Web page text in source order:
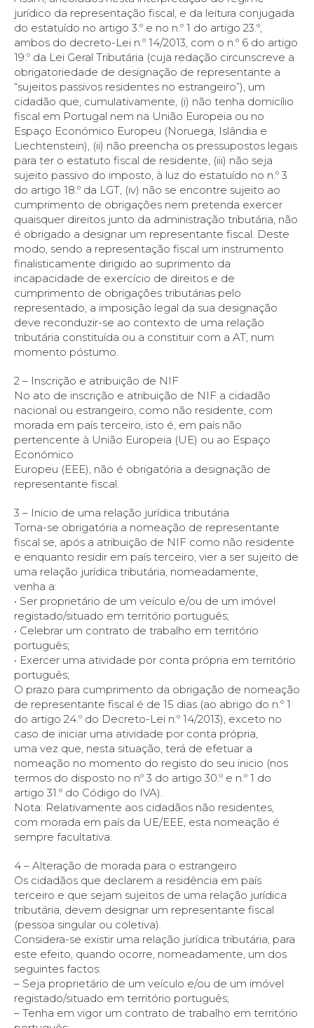
jurídico da representação fiscal, e da leitura conjugada
do estatuído no artigo 3.º e no n.º 1 do artigo 23.º,
ambos do decreto-Lei n.º 14/2013, com o n.º 6 do artigo
19.º da Lei Geral Tributária (cuja redação circunscreve a
obrigatoriedade de designação de representante a
“sujeitos passivos residentes no estrangeiro”), um
cidadão que, cumulativamente, (i) não tenha domicílio
fiscal em Portugal nem na União Europeia ou no
Espaço Económico Europeu (Noruega, Islândia e
Liechtenstein), (ii) não preencha os pressupostos legais
para ter o estatuto fiscal de residente, (iii) não seja
sujeito passivo do imposto, à luz do estatuído no n.º 3
do artigo 18.º da LGT, (iv) não se encontre sujeito ao
cumprimento de obrigações nem pretenda exercer
quaisquer direitos junto da administração tributária, não
é obrigado a designar um representante fiscal. Deste
modo, sendo a representação fiscal um instrumento
finalisticamente dirigido ao suprimento da
incapacidade de exercício de direitos e de
cumprimento de obrigações tributárias pelo
representado, a imposição legal da sua designação
deve reconduzir-se ao contexto de uma relação
tributária constituída ou a constituir com a AT, num
momento póstumo.
2 – Inscrição e atribuição de NIF
No ato de inscrição e atribuição de NIF a cidadão
nacional ou estrangeiro, como não residente, com
morada em país terceiro, isto é, em país não
pertencente à União Europeia (UE) ou ao Espaço
Económico
Europeu (EEE), não é obrigatória a designação de
representante fiscal.
3 – Inicio de uma relação jurídica tributária
Torna-se obrigatória a nomeação de representante
fiscal se, após a atribuição de NIF como não residente
e enquanto residir em país terceiro, vier a ser sujeito de
uma relação jurídica tributária, nomeadamente,
venha a:
• Ser proprietário de um veículo e/ou de um imóvel
registado/situado em território português;
• Celebrar um contrato de trabalho em território
português;
• Exercer uma atividade por conta própria em território
português;
O prazo para cumprimento da obrigação de nomeação
de representante fiscal é de 15 dias (ao abrigo do n.º 1
do artigo 24.º do Decreto-Lei n.º 14/2013), exceto no
caso de iniciar uma atividade por conta própria,
uma vez que, nesta situação, terá de efetuar a
nomeação no momento do registo do seu inicio (nos
termos do disposto no nº 3 do artigo 30.º e n.º 1 do
artigo 31.º do Código do IVA).
Nota: Relativamente aos cidadãos não residentes,
com morada em país da UE/EEE, esta nomeação é
sempre facultativa.
4 – Alteração de morada para o estrangeiro
Os cidadãos que declarem a residência em país
terceiro e que sejam sujeitos de uma relação jurídica
tributária, devem designar um representante fiscal
(pessoa singular ou coletiva).
Considera-se existir uma relação jurídica tributária, para
este efeito, quando ocorre, nomeadamente, um dos
seguintes factos:
– Seja proprietário de um veículo e/ou de um imóvel
registado/situado em território português;
– Tenha em vigor um contrato de trabalho em território